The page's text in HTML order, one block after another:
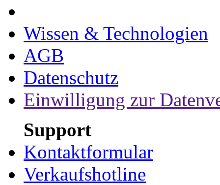
Wissen & Technologien
AGB
Datenschutz
Einwilligung zur
Support
Kontaktformular
Verkaufshotline